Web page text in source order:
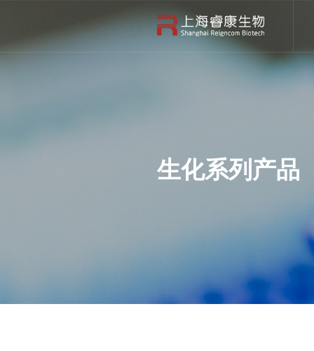
生化系列产品